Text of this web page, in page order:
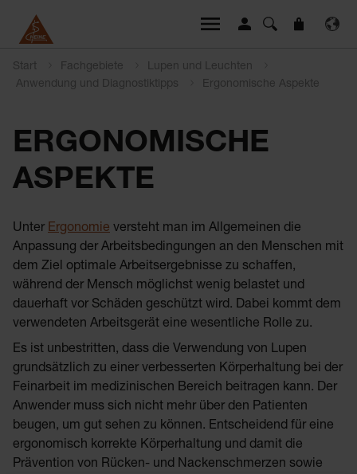
Start Fachgebiete
Lupen und Leuchten
Anwendung und Diagnostiktipps
Ergonomische Aspekte
ERGONOMISCHE
ASPEKTE
Unter Ergonomie versteht man im Allgemeinen die
Anpassung der Arbeitsbedingungen an den Menschen mit
dem Ziel optimale Arbeitsergebnisse zu schaffen,
während der Mensch möglichst wenig belastet und
dauerhaft vor Schäden geschützt wird. Dabei kommt dem
verwendeten Arbeitsgerät eine wesentliche Rolle zu.
Es ist unbestritten, dass die Verwendung von Lupen
grundsätzlich zu einer verbesserten Körperhaltung bei der
Feinarbeit im medizinischen Bereich beitragen kann. Der
Anwender muss sich nicht mehr über den Patienten
beugen, um gut sehen zu können. Entscheidend für eine
ergonomisch korrekte Körperhaltung und damit die
Prävention von Rücken- und Nackenschmerzen sowie